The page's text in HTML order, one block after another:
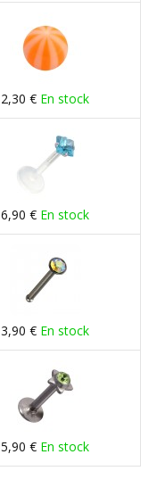
2,30 € En stock
6,90 € En stock
3,90 € En stock
5,90 € En stock